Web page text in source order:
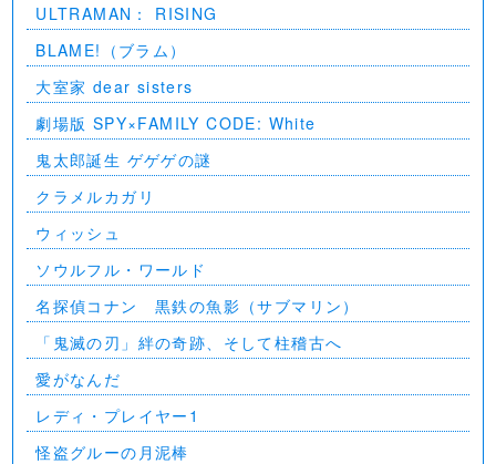
ULTRAMAN： RISING
BLAME!（ブラム）
大室家 dear sisters
劇場版 SPY×FAMILY CODE: White
⻤太郎誕生 ゲゲゲの謎
クラメルカガリ
ウィッシュ
ソウルフル・ワールド
名探偵コナン 黒鉄の魚影（サブマリン）
「鬼滅の刃」絆の奇跡、そして柱稽古へ
愛がなんだ
レディ・プレイヤー1
怪盗グルーの月泥棒